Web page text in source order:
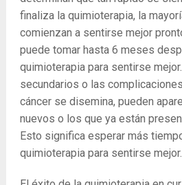
finaliza la quimioterapia, la
comienzan a sentirse mejor
puede tomar hasta 6 meses
quimioterapia para sentirse
secundarios o las
cáncer se disemina, pueden
nuevos o los que ya están
Esto significa esperar más
quimioterapia para sentirse mejor.